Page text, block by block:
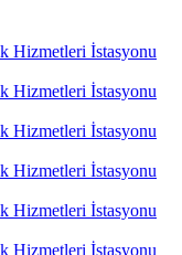
Hizmetleri İstasyonu
Hizmetleri İstasyonu
Hizmetleri İstasyonu
Hizmetleri İstasyonu
Hizmetleri İstasyonu
Hizmetleri İstasyonu